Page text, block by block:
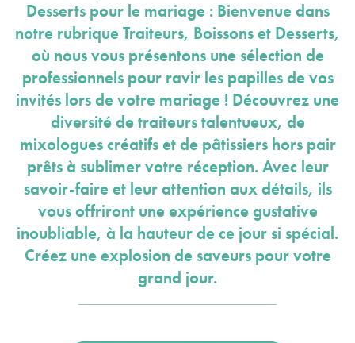
Desserts pour le mariage : Bienvenue dans
notre rubrique Traiteurs, Boissons et Desserts,
où nous vous présentons une sélection de
professionnels pour ravir les papilles de vos
invités lors de votre mariage ! Découvrez une
diversité de traiteurs talentueux, de
mixologues créatifs et de pâtissiers hors pair
prêts à sublimer votre réception. Avec leur
savoir-faire et leur attention aux détails, ils
vous offriront une expérience gustative
inoubliable, à la hauteur de ce jour si spécial.
Créez une explosion de saveurs pour votre
grand jour.